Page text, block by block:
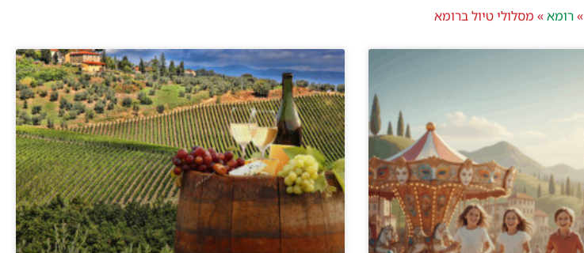
»רומא» מסלולי טיול ברומא